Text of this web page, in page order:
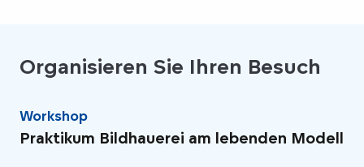
Organisieren Sie Ihren Besuch
Workshop
Praktikum Bildhauerei am lebenden Modell